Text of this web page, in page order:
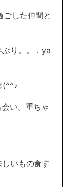
した仲間と
り。。．ya
(^^♪
い。重ちゃ
いもの食す